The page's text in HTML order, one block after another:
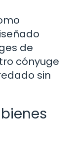
de
cónyuge
sin